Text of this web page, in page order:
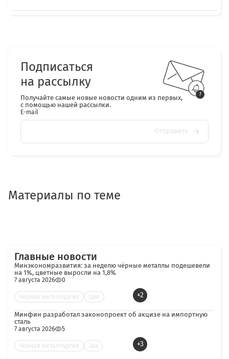
Подписаться
на рассылку
Получайте самые новые новости одним из первых,
с помощью нашей рассылки.
E-mail
Отправить
Материалы по теме
Главные новости
Минэкономразвития: за неделю чёрные металлы подешевели
на 1%, цветные выросли на 1,8%
7 августа 2026 0
Черная металлургия Цве +2
Минфин разработал законопроект об акцизе на импортную
сталь
7 августа 2026 5
Черная металлургия Зак +3